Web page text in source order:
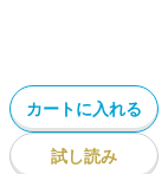
カートに入れる
試し読み